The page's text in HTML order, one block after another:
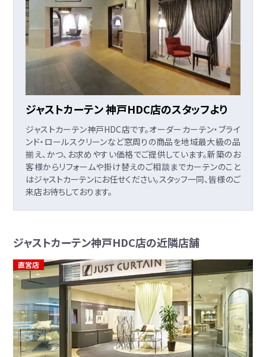
ジャストカーテン 神戸HDC店のスタッフより
ジャストカーテン神戸HDC店です。オーダーカーテン・ブライ
ンド・ロールスクリーンなど窓周りの商品を地域最大級の品
揃え、かつ、お求めやすい価格でご提供しています。新築のお
客様からリフォームや掛け替えのご相談までカーテンのこと
はジャストカーテンにお任せください。スタッフ一同、皆様のご
来店お待ちしております。
ジャストカーテン神戸HDC店の近隣店舗
直営店